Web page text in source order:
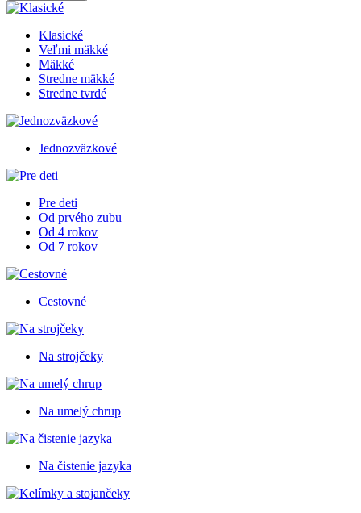
Klasické
Veľmi mäkké
Mäkké
Stredne mäkké
Stredne tvrdé
Jednozväzkové
Pre deti
Od prvého zubu
Od 4 rokov
Od 7 rokov
Cestovné
Na strojčeky
Na umelý chrup
Na čistenie jazyka